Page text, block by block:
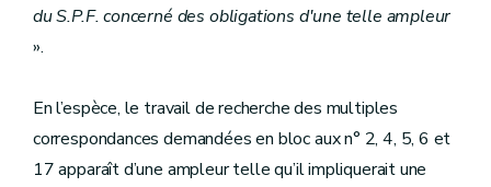
du S.P.F. concerné des obligations d'une telle ampleur
».
En l’espèce, le travail de recherche des multiples
correspondances demandées en bloc aux n° 2, 4, 5, 6 et
17 apparaît d’une ampleur telle qu’il impliquerait une